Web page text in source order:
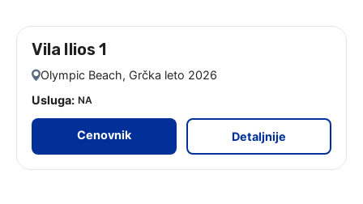
Vila Ilios 1
Olympic Beach, Grčka leto 2026
Usluga: NA
Cenovnik Detaljnije